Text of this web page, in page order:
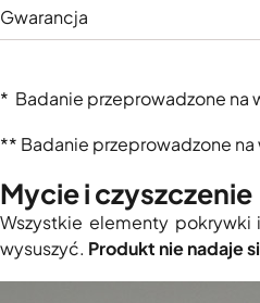
Gwarancja
* Badanie przeprowadzone
** Badanie przeprowadzone
Mycie i czyszczenie
Wszystkie elementy pokrywki
wysuszyć. Produkt nie nadaje